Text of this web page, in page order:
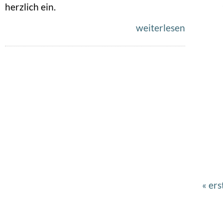
herzlich ein.
weiterlesen
«